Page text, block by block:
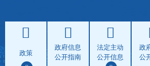
政策
政府信息
公开指南
法定主动
公开信息
政
公